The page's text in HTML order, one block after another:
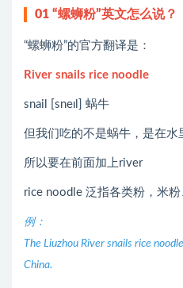
01 “螺蛳粉”英文怎么说？
“螺蛳粉”的官方翻译是：
River snails rice noodle
snail [sneɪl] 蜗牛
但我们吃的不是蜗牛，是在水
所以要在前面加上river
rice noodle 泛指各类粉，米
例：
The Liuzhou River snails rice
China.